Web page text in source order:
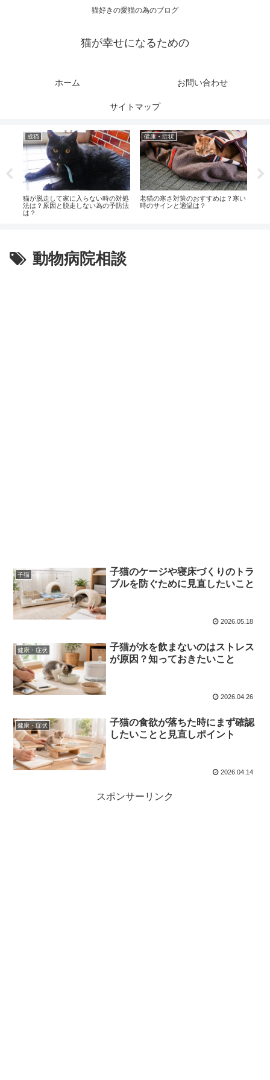
猫好きの愛猫の為のブログ
猫が幸せになるための
ホーム お問い合わせ
サイトマップ
成猫
猫が脱走して家に入らない時の対処
法は？原因と脱走しない為の予防法
は？
健康・症状
老猫の寒さ対策のおすすめは？寒い
時のサインと適温は？
動物病院相談
子猫
子猫のケージや寝床づくりのトラ
ブルを防ぐために見直したいこと
2026.05.18
健康・症状
子猫が水を飲まないのはストレス
が原因？知っておきたいこと
2026.04.26
健康・症状
子猫の食欲が落ちた時にまず確認
したいことと見直しポイント
2026.04.14
スポンサーリンク